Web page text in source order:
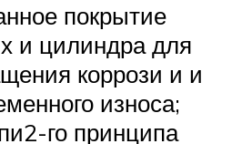
покрытие
и цилиндра для
коррози и и
износа;
го принципа